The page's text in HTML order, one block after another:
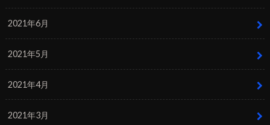
2021年6月
2021年5月
2021年4月
2021年3月